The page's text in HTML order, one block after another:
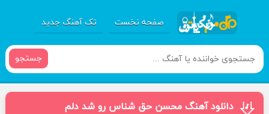
صفحه نخست تک آهنگ جدید
جستجو
دانلود آهنگ محسن حق شناس رو شد دلم